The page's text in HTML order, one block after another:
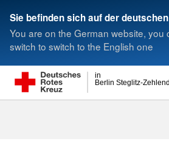
Sie befinden sich auf der
You are on the German website, you
switch to switch to the English one
Berlin Steglitz-
in